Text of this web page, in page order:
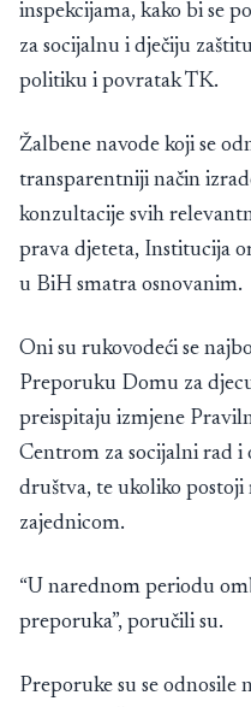
inspekcijama, kako bi se
za socijalnu i dječiju
politiku i povratak TK.
Žalbene navode koji se
transparentniji način
konzultacije svih
prava djeteta, Institucija
u BiH smatra osnovanim.
Oni su rukovodeći se
Preporuku Domu za
preispitaju izmjene
Centrom za socijalni rad
društva, te ukoliko postoji
zajednicom.
“U narednom periodu
preporuka”, poručili su.
Preporuke su se odnosile